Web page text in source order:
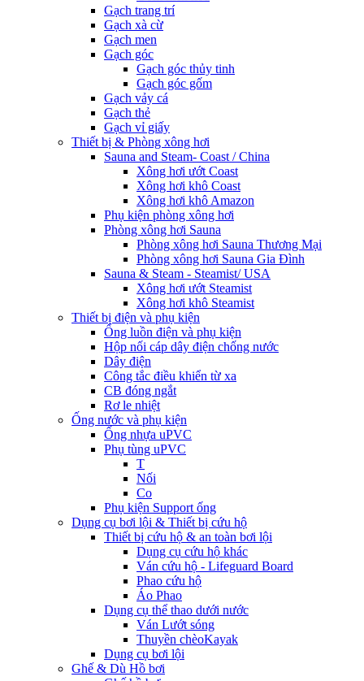
Gạch trang trí
Gạch xà cừ
Gạch men
Gạch góc
Gạch góc thủy tinh
Gạch góc gốm
Gạch vảy cá
Gạch thẻ
Gạch vỉ giấy
Thiết bị & Phòng xông hơi
Sauna and Steam- Coast / China
Xông hơi ướt Coast
Xông hơi khô Coast
Xông hơi khô Amazon
Phụ kiện phòng xông hơi
Phòng xông hơi Sauna
Phòng xông hơi Sauna Thương Mại
Phòng xông hơi Sauna Gia Đình
Sauna & Steam - Steamist/ USA
Xông hơi ướt Steamist
Xông hơi khô Steamist
Thiết bị điện và phụ kiện
Ống luồn điện và phụ kiện
Hộp nối cáp dây điện chống nước
Dây điện
Công tắc điều khiển từ xa
CB đóng ngắt
Rơ le nhiệt
Ống nước và phụ kiện
Ống nhựa uPVC
Phụ tùng uPVC
T
Nối
Co
Phụ kiện Support ống
Dụng cụ bơi lội & Thiết bị cứu hộ
Thiết bị cứu hộ & an toàn bơi lội
Dụng cụ cứu hộ khác
Ván cứu hộ - Lifeguard Board
Phao cứu hộ
Áo Phao
Dụng cụ thể thao dưới nước
Ván Lướt sóng
Thuyền chèoKayak
Dụng cụ bơi lội
Ghế & Dù Hồ bơi